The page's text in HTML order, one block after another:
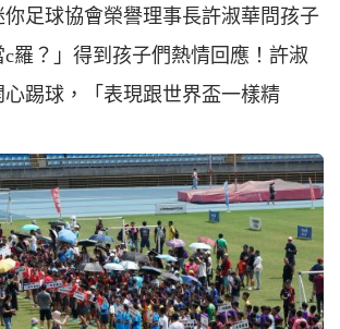
你足球協會榮譽理事長許淑華問孩子
羅？」得到孩子們熱情回應！許淑
踢球，「表現跟世界盃一樣精